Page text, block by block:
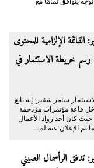
الإلزامية للمحتوى
رسم خريطة الاستثمار في
سامر شقير: إنه تابع
قاعة مؤتمرات مزدحمة
كان أحد رواد الأعمال
تم الإعلان عنه لم...
تدفق الرأسمال الصيني